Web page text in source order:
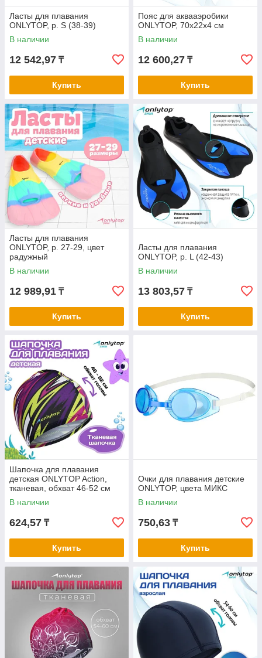
Ласты для плавания
ONLYTOP, р. S (38-39)
В наличии
12 542,97 ₸
Купить
Пояс для аквааэробики
ONLYTOP, 70х22х4 см
В наличии
12 600,27 ₸
Купить
Ласты для плавания
ONLYTOP, р. 27-29, цвет
радужный
В наличии
12 989,91 ₸
Купить
Ласты для плавания
ONLYTOP, р. L (42-43)
В наличии
13 803,57 ₸
Купить
Шапочка для плавания
детская ONLYTOP Action,
тканевая, обхват 46-52 см
В наличии
624,57 ₸
Купить
Очки для плавания детские
ONLYTOP, цвета МИКС
В наличии
750,63 ₸
Купить